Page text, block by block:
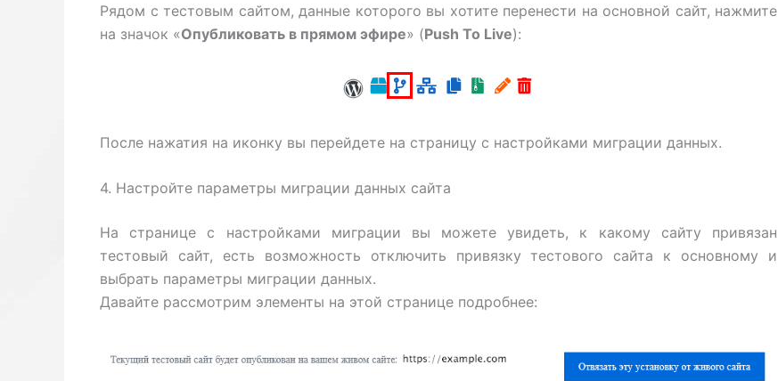
Рядом с тестовым сайтом, данные которого вы хотите перенести на основной сайт, нажмите
на значок «Опубликовать в прямом эфире» (Push To Live):
После нажатия на иконку вы перейдете на страницу с настройками миграции данных.
4. Настройте параметры миграции данных сайта
На странице с настройками миграции вы можете увидеть, к какому сайту привязан
тестовый сайт, есть возможность отключить привязку тестового сайта к основному и
выбрать параметры миграции данных.
Давайте рассмотрим элементы на этой странице подробнее: